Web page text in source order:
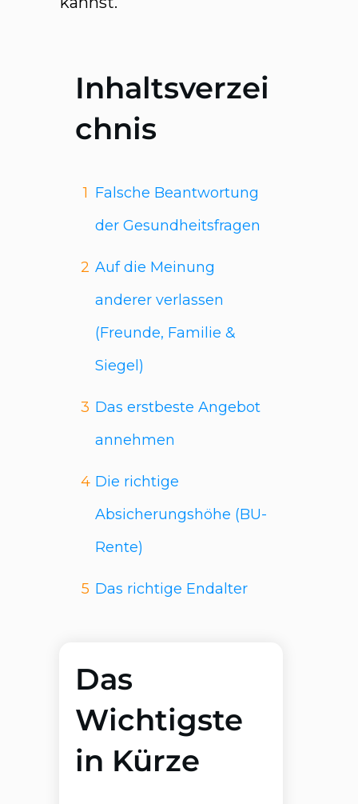
Inhaltsverzei
chnis
1 Falsche Beantwortung
der Gesundheitsfragen
2 Auf die Meinung
anderer verlassen
(Freunde, Familie &
Siegel)
3 Das erstbeste Angebot
annehmen
4 Die richtige
Absicherungshöhe (BU-
Rente)
5 Das richtige Endalter
Das
Wichtigste
in Kürze